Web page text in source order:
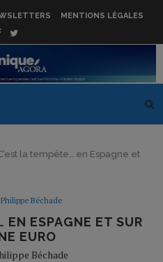
MENTIONS LÉGALES
la tempête… en Espagne et
Philippe Béchade
EN ESPAGNE ET SUR
EURO
Béchade